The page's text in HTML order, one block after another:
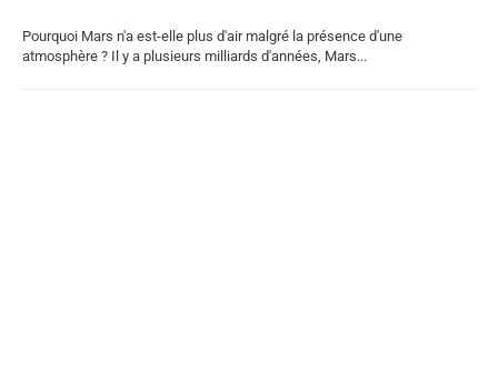
Pourquoi Mars n'a est-elle plus d'air malgré la présence d'une
atmosphère ? Il y a plusieurs milliards d'années, Mars...